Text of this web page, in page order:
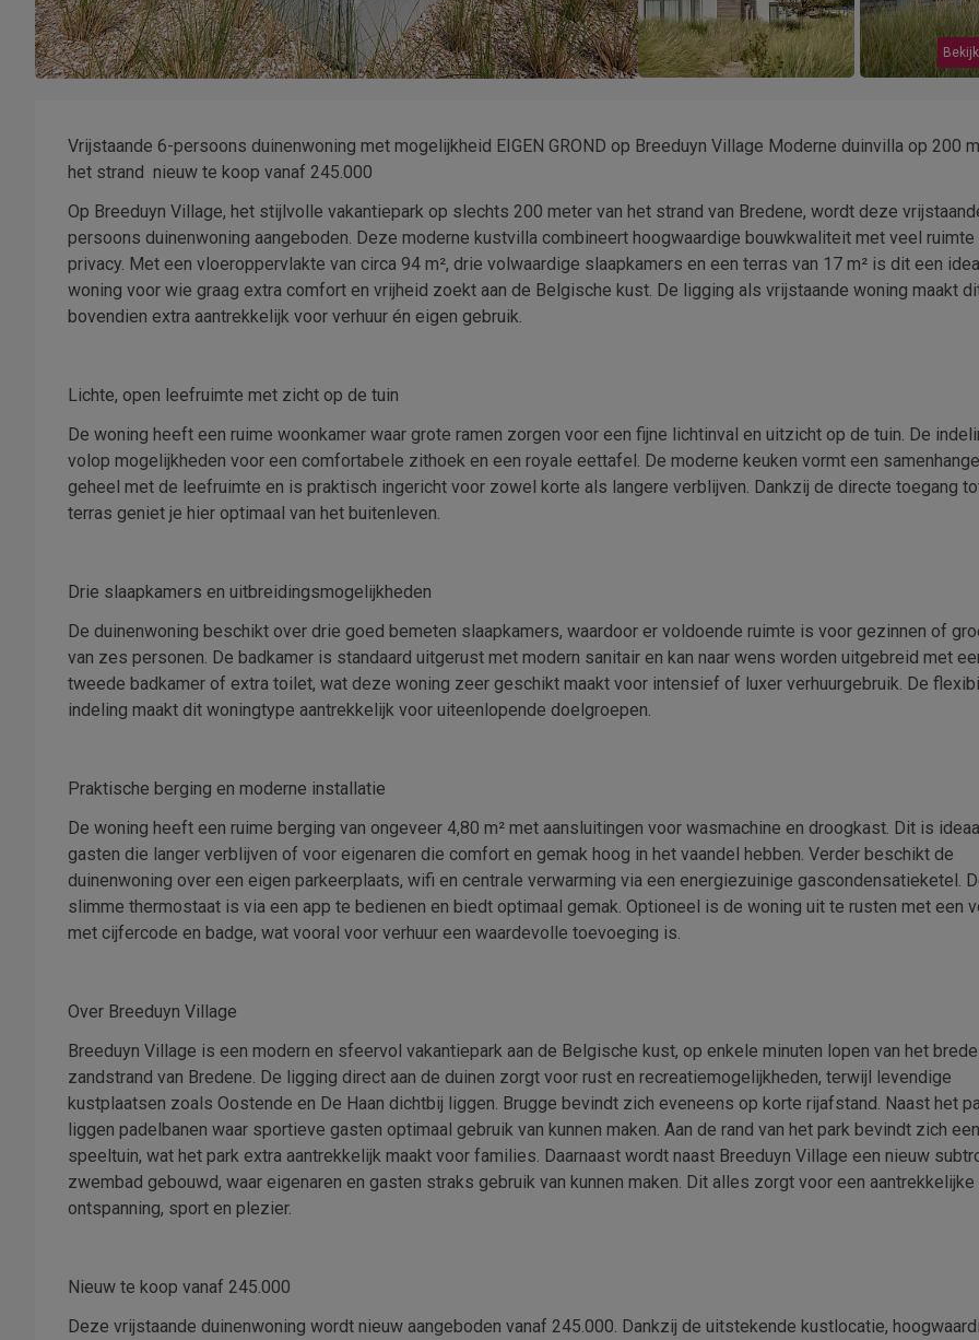
Vrijstaande 6-persoons duinenwoning met mogelijkheid EIGEN GROND op Breeduyn Village Moderne duinvilla op 200
het strand  nieuw te koop vanaf 245.000
Op Breeduyn Village, het stijlvolle vakantiepark op slechts 200 meter van het strand van Bredene, wordt deze
persoons duinenwoning aangeboden. Deze moderne kustvilla combineert hoogwaardige bouwkwaliteit met veel ruimte
privacy. Met een vloeroppervlakte van circa 94 m², drie volwaardige slaapkamers en een terras van 17 m² is dit een
woning voor wie graag extra comfort en vrijheid zoekt aan de Belgische kust. De ligging als vrijstaande woning maakt
bovendien extra aantrekkelijk voor verhuur én eigen gebruik.
Lichte, open leefruimte met zicht op de tuin
De woning heeft een ruime woonkamer waar grote ramen zorgen voor een fijne lichtinval en uitzicht op de tuin. De
volop mogelijkheden voor een comfortabele zithoek en een royale eettafel. De moderne keuken vormt een
geheel met de leefruimte en is praktisch ingericht voor zowel korte als langere verblijven. Dankzij de directe toegang
terras geniet je hier optimaal van het buitenleven.
Drie slaapkamers en uitbreidingsmogelijkheden
De duinenwoning beschikt over drie goed bemeten slaapkamers, waardoor er voldoende ruimte is voor gezinnen of
van zes personen. De badkamer is standaard uitgerust met modern sanitair en kan naar wens worden uitgebreid met
tweede badkamer of extra toilet, wat deze woning zeer geschikt maakt voor intensief of luxer verhuurgebruik. De
indeling maakt dit woningtype aantrekkelijk voor uiteenlopende doelgroepen.
Praktische berging en moderne installatie
De woning heeft een ruime berging van ongeveer 4,80 m² met aansluitingen voor wasmachine en droogkast. Dit is
gasten die langer verblijven of voor eigenaren die comfort en gemak hoog in het vaandel hebben. Verder beschikt de
duinenwoning over een eigen parkeerplaats, wifi en centrale verwarming via een energiezuinige gascondensatieketel.
slimme thermostaat is via een app te bedienen en biedt optimaal gemak. Optioneel is de woning uit te rusten met een
met cijfercode en badge, wat vooral voor verhuur een waardevolle toevoeging is.
Over Breeduyn Village
Breeduyn Village is een modern en sfeervol vakantiepark aan de Belgische kust, op enkele minuten lopen van het brede
zandstrand van Bredene. De ligging direct aan de duinen zorgt voor rust en recreatiemogelijkheden, terwijl levendige
kustplaatsen zoals Oostende en De Haan dichtbij liggen. Brugge bevindt zich eveneens op korte rijafstand. Naast het
liggen padelbanen waar sportieve gasten optimaal gebruik van kunnen maken. Aan de rand van het park bevindt zich
speeltuin, wat het park extra aantrekkelijk maakt voor families. Daarnaast wordt naast Breeduyn Village een nieuw
zwembad gebouwd, waar eigenaren en gasten straks gebruik van kunnen maken. Dit alles zorgt voor een aantrekkelijke
ontspanning, sport en plezier.
Nieuw te koop vanaf 245.000
Deze vrijstaande duinenwoning wordt nieuw aangeboden vanaf 245.000. Dankzij de uitstekende kustlocatie,